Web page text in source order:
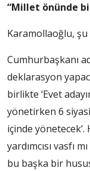
“Millet önünde
Karamollaoğlu, şu
Cumhurbaşkanı
deklarasyon
birlikte ‘Evet
yönetirken 6
içinde
yardımcısı vasfı
bu başka bir